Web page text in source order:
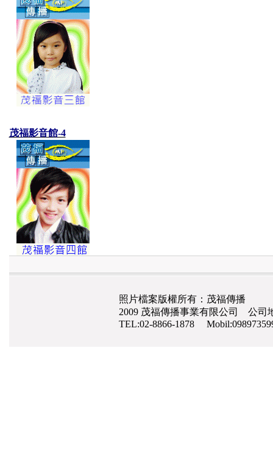
茂福影音館-4
照片檔案版權所有：茂福傳播
2009 茂福傳播事業有限公司 公司
TEL:02-8866-1878